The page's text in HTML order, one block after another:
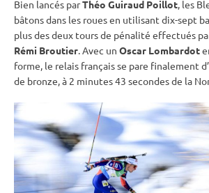
Bien lancés parThéo Guiraud Poillot, les
bâtons dans les roues en utilisant dix-sept
plus des deux tours de pénalité effectués
Rémi Broutier. Avec un Oscar Lombardot
forme, le relais français se pare finalement
de bronze, à 2 minutes 43 secondes de la